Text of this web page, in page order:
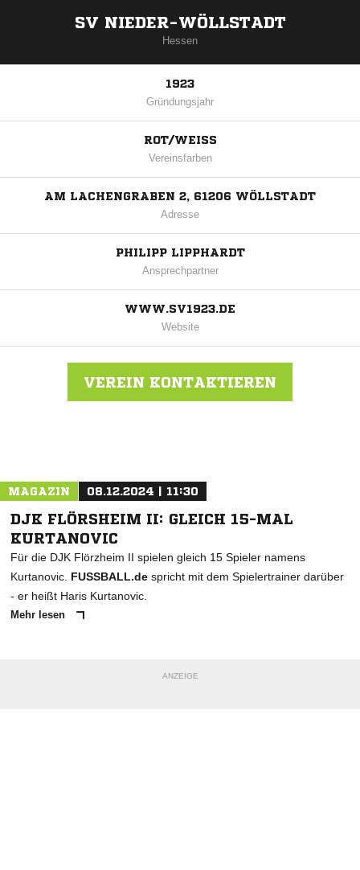
SV NIEDER-WÖLLSTADT
Hessen
1923
Gründungsjahr
ROT/WEISS
Vereinsfarben
AM LACHENGRABEN 2, 61206 WÖLLSTADT
Adresse
PHILIPP LIPPHARDT
Ansprechpartner
WWW.SV1923.DE
Website
VEREIN KONTAKTIEREN
MAGAZIN 08.12.2024 | 11:30
DJK FLÖRSHEIM II: GLEICH 15-MAL
KURTANOVIC
Für die DJK Flörzheim II spielen gleich 15 Spieler namens
Kurtanovic. FUSSBALL.de spricht mit dem Spielertrainer darüber
- er heißt Haris Kurtanovic.
Mehr lesen
ANZEIGE